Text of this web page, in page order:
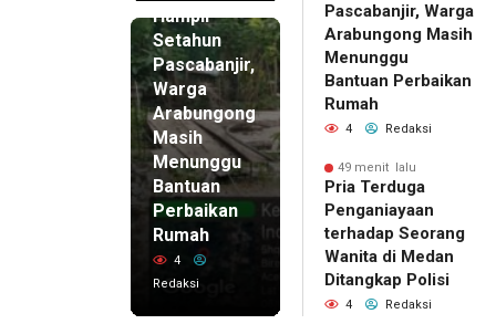
Hampir
Setahun
Pascabanjir,
Warga
Arabungong
Masih
Menunggu
Bantuan
Perbaikan
Rumah
4
Redaksi
Pascabanjir, Warga
Arabungong Masih
Menunggu
Bantuan Perbaikan
Rumah
4 Redaksi
49 menit lalu
Pria Terduga
Penganiayaan
terhadap Seorang
Wanita di Medan
Ditangkap Polisi
4 Redaksi